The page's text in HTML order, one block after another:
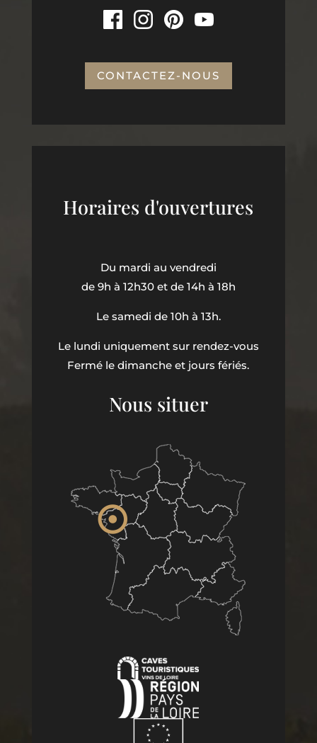
CONTACTEZ-NOUS
Horaires d'ouvertures
Du mardi au vendredi
de 9h à 12h30 et de 14h à 18h
Le samedi de 10h à 13h.
Le lundi uniquement sur rendez-vous
Fermé le dimanche et jours fériés.
Nous situer